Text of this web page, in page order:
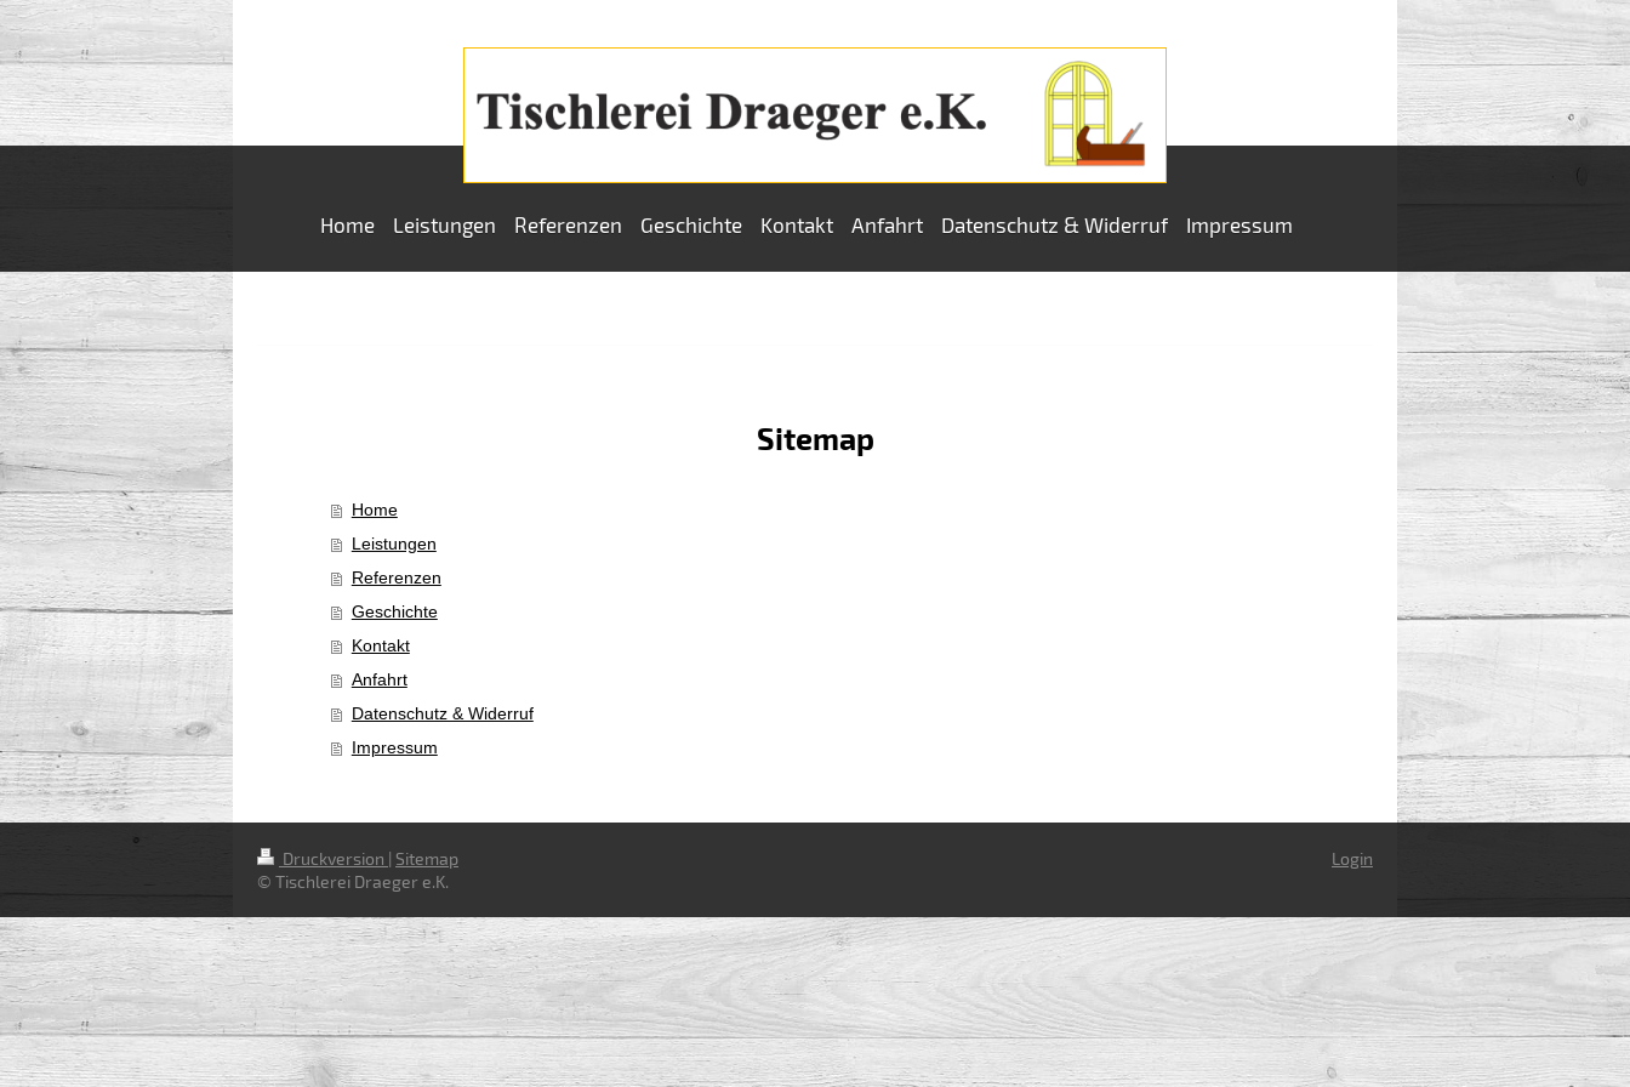
Home Leistungen Referenzen Geschichte Kontakt Anfahrt Datenschutz & Widerruf Impressum
Sitemap
Home
Leistungen
Referenzen
Geschichte
Kontakt
Anfahrt
Datenschutz & Widerruf
Impressum
Druckversion | Sitemap
© Tischlerei Draeger e.K.
Login